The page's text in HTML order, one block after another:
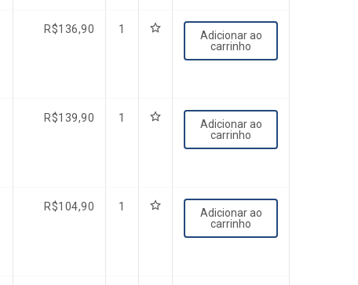
R$136,90 1
Adicionar ao
carrinho
R$139,90 1
Adicionar ao
carrinho
R$104,90 1
Adicionar ao
carrinho